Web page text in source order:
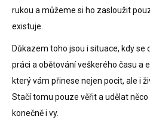
rukou a můžeme si ho zasloužit
existuje.
Důkazem toho jsou i situace, kdy se
práci a obětování veškerého času a
který vám přinese nejen pocit, ale i
Stačí tomu pouze věřit a udělat
konečně i vy.